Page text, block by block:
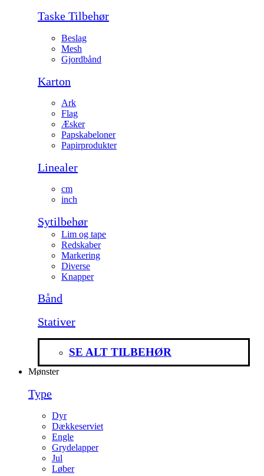
Taske Tilbehør
Beslag
Mesh
Gjordbånd
Karton
Ark
Flag
Æsker
Papskabeloner
Papirprodukter
Linealer
cm
inch
Sytilbehør
Lim og tape
Redskaber
Markering
Diverse
Knapper
Bånd
Stativer
SE ALT TILBEHØR
Mønster
Type
Dyr
Dækkeserviet
Engle
Grydelapper
Jul
Løber